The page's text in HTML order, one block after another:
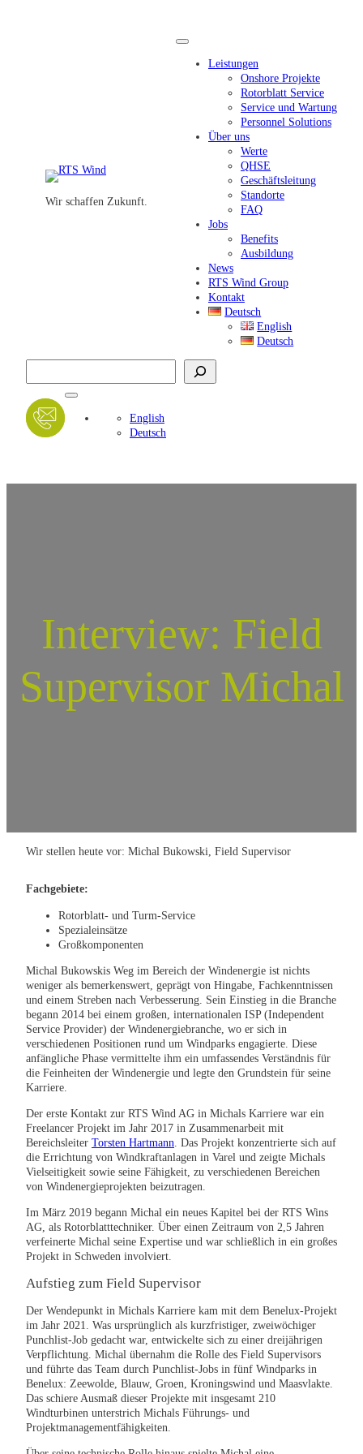
Wir schaffen Zukunft.
Leistungen
Onshore Projekte
Rotorblatt Service
Service und Wartung
Personnel Solutions
Über uns
Werte
QHSE
Geschäftsleitung
Standorte
FAQ
Jobs
Benefits
Ausbildung
News
RTS Wind Group
Kontakt
Deutsch
English
Deutsch
English
Deutsch
Interview: Field
Supervisor Michal
Wir stellen heute vor: Michal Bukowski, Field Supervisor
Fachgebiete:
Rotorblatt- und Turm-Service
Spezialeinsätze
Großkomponenten
Michal Bukowskis Weg im Bereich der Windenergie ist nichts
weniger als bemerkenswert, geprägt von Hingabe, Fachkenntnissen
und einem Streben nach Verbesserung. Sein Einstieg in die Branche
begann 2014 bei einem großen, internationalen ISP (Independent
Service Provider) der Windenergiebranche, wo er sich in
verschiedenen Positionen rund um Windparks engagierte. Diese
anfängliche Phase vermittelte ihm ein umfassendes Verständnis für
die Feinheiten der Windenergie und legte den Grundstein für seine
Karriere.
Der erste Kontakt zur RTS Wind AG in Michals Karriere war ein
Freelancer Projekt im Jahr 2017 in Zusammenarbeit mit
Bereichsleiter Torsten Hartmann . Das Projekt konzentrierte sich auf
die Errichtung von Windkraftanlagen in Varel und zeigte Michals
Vielseitigkeit sowie seine Fähigkeit, zu verschiedenen Bereichen
von Windenergieprojekten beizutragen.
Im März 2019 begann Michal ein neues Kapitel bei der RTS Wins
AG, als Rotorblatttechniker. Über einen Zeitraum von 2,5 Jahren
verfeinerte Michal seine Expertise und war schließlich in ein großes
Projekt in Schweden involviert.
Aufstieg zum Field Supervisor
Der Wendepunkt in Michals Karriere kam mit dem Benelux-Projekt
im Jahr 2021. Was ursprünglich als kurzfristiger, zweiwöchiger
Punchlist-Job gedacht war, entwickelte sich zu einer dreijährigen
Verpflichtung. Michal übernahm die Rolle des Field Supervisors
und führte das Team durch Punchlist-Jobs in fünf Windparks in
Benelux: Zeewolde, Blauw, Groen, Kroningswind und Maasvlakte.
Das schiere Ausmaß dieser Projekte mit insgesamt 210
Windturbinen unterstrich Michals Führungs- und
Projektmanagementfähigkeiten.